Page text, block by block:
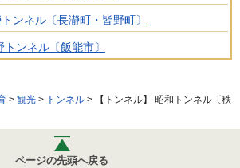
ンネル〔長瀞町・皆野町〕
トンネル〔飯能市〕
> 観光 > トンネル > 【トンネル】 昭和トンネル〔秩
ページの先頭へ戻る